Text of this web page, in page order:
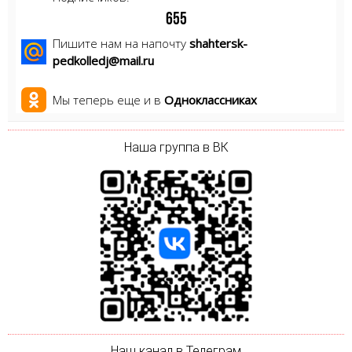
655
Пишите нам на напочту shahtersk-
pedkolledj@mail.ru
Мы теперь еще и в Одноклассниках
Наша группа в ВК